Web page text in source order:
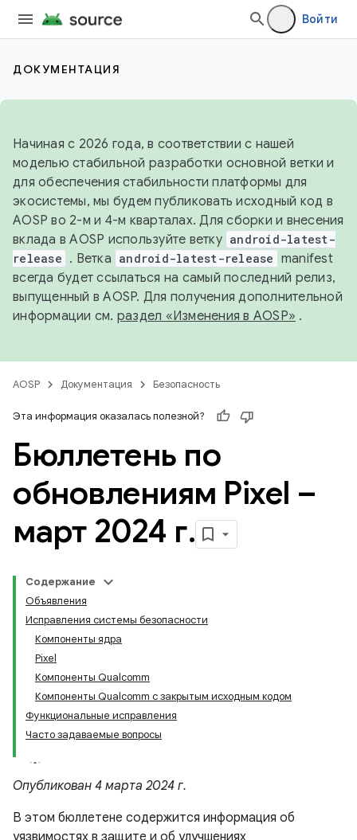
Войти
ДОКУМЕНТАЦИЯ
Начиная с 2026 года, в соответствии с нашей
моделью стабильной разработки основной ветки и
для обеспечения стабильности платформы для
экосистемы, мы будем публиковать исходный код в
AOSP во 2-м и 4-м кварталах. Для сборки и внесения
вклада в AOSP используйте ветку android-latest-
release . Ветка android-latest-release manifest
всегда будет ссылаться на самый последний релиз,
выпущенный в AOSP. Для получения дополнительной
информации см. раздел «Изменения в AOSP» .
AOSP Документация Безопасность
Эта информация оказалась полезной?
Бюллетень по
обновлениям Pixel –
март 2024 г.
Содержание
Объявления
Исправления системы безопасности
Компоненты ядра
Pixel
Компоненты Qualcomm
Компоненты Qualcomm с закрытым исходным кодом
Функциональные исправления
Часто задаваемые вопросы
Опубликован 4 марта 2024 г.
В этом бюллетене содержится информация об
уязвимостях в защите и об улучшениях